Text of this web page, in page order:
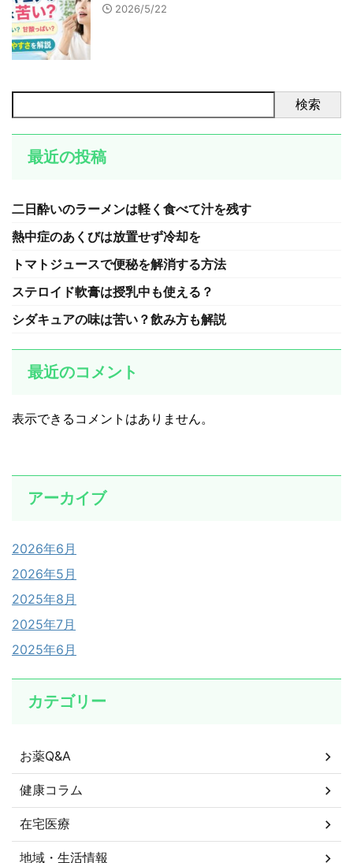
2026/5/22
検索
最近の投稿
二日酔いのラーメンは軽く食べて汁を残す
熱中症のあくびは放置せず冷却を
トマトジュースで便秘を解消する方法
ステロイド軟膏は授乳中も使える？
シダキュアの味は苦い？飲み方も解説
最近のコメント
表示できるコメントはありません。
アーカイブ
2026年6月
2026年5月
2025年8月
2025年7月
2025年6月
カテゴリー
お薬Q&A
健康コラム
在宅医療
地域・生活情報